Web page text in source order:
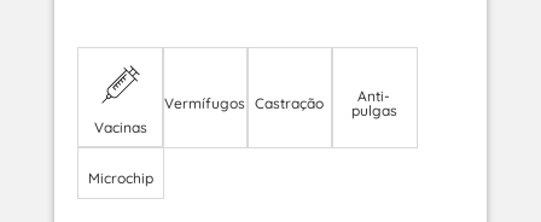
Vacinas
Vermífugos Castração
Anti-
pulgas
Microchip